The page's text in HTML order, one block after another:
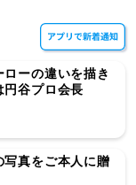
ーの違いを描き
円谷プロ会長
真をご本人に贈